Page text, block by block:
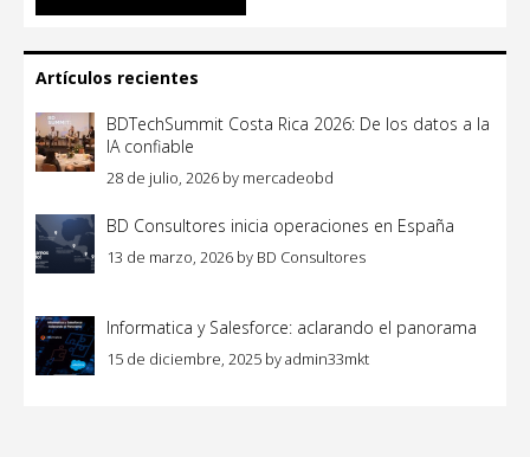
Artículos recientes
BDTechSummit Costa Rica 2026: De los datos a la
IA confiable
28 de julio, 2026 by mercadeobd
BD Consultores inicia operaciones en España
13 de marzo, 2026 by BD Consultores
Informatica y Salesforce: aclarando el panorama
15 de diciembre, 2025 byadmin33mkt